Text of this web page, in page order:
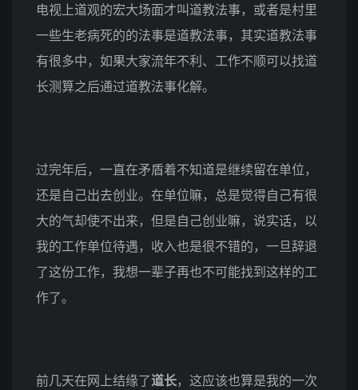
电视上道观的宏大场面才叫道教法事，或者是村里
一些生老病死的的法事是道教法事，其实道教法事
有很多中，如果大家流年不利、工作不顺可以找道
长测算之后通过道教法事化解。
过完年后，一直在矛盾着不知道是继续留在单位，
还是自己出去创业。在单位嘛，总是觉得自己有很
大的气却使不出来，但是自己创业嘛，说实话，以
我的工作单位待遇，收入也是很不错的，一旦辞退
了这份工作，我想一辈子再也不可能找到这样的工
作了。
前几天在网上结缘了道长，这应该也算是我的一次